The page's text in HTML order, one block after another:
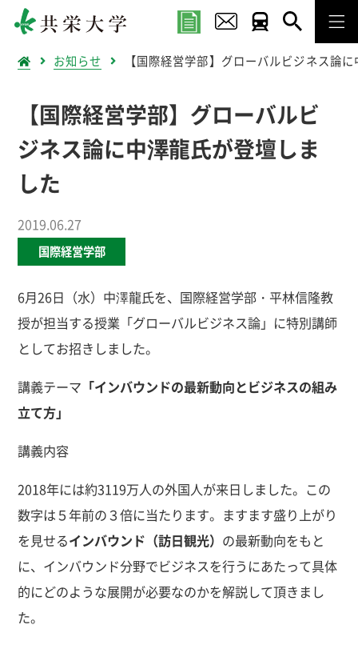
お知らせ 【国際経営学部】グローバルビジネス論
【国際経営学部】グローバルビ
ジネス論に中澤龍氏が登壇しま
した
2019.06.27
国際経営学部
6月26日（水）中澤龍氏を、国際経営学部・平林信隆教
授が担当する授業「グローバルビジネス論」に特別講師
としてお招きしました。
講義テーマ 「インバウンドの最新動向とビジネスの組み
立て方」
講義内容
2018年には約3119万人の外国人が来日しました。この
数字は５年前の３倍に当たります。ますます盛り上がり
を見せるインバウンド（訪日観光） の最新動向をもと
に、インバウンド分野でビジネスを行うにあたって具体
的にどのような展開が必要なのかを解説して頂きまし
た。